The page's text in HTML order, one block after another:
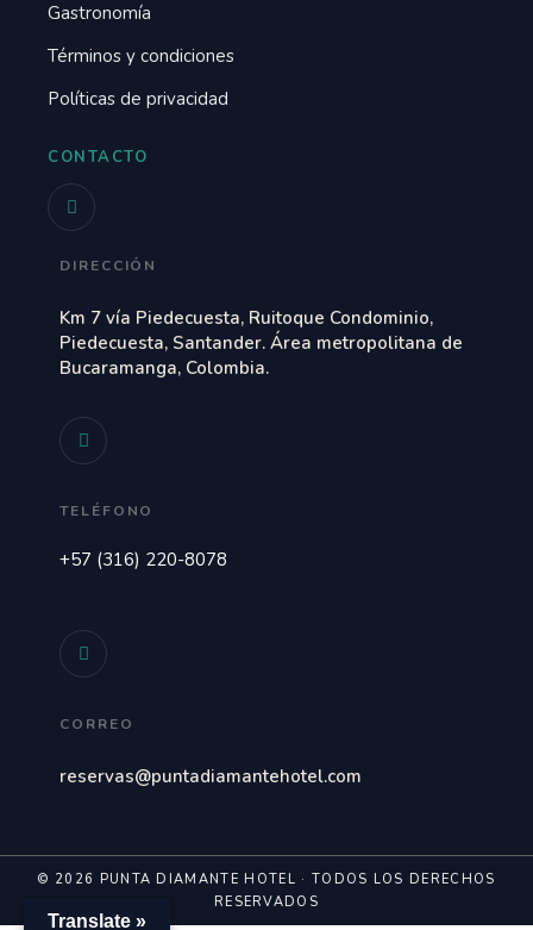
Gastronomía
Términos y condiciones
Políticas de privacidad
CONTACTO
DIRECCIÓN
Km 7 vía Piedecuesta, Ruitoque Condominio,
Piedecuesta, Santander. Área metropolitana de
Bucaramanga, Colombia.
TELÉFONO
+57 (316) 220-8078
CORREO
reservas@puntadiamantehotel.com
© 2026 PUNTA DIAMANTE HOTEL · TODOS LOS DERECHOS
RESERVADOS
Translate »